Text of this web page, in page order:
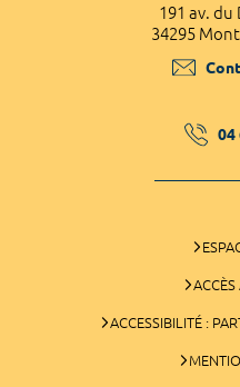
191 av. du
34295
04
ACCESSIBILITÉ :